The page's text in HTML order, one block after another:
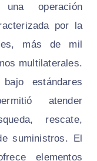
operación
por la
más de mil
multilaterales.
estándares
atender
rescate,
suministros. El
elementos